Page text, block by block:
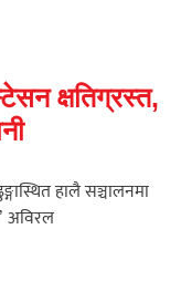
क्षतिग्रस्त,
हालै सञ्चालनमा
अविरल